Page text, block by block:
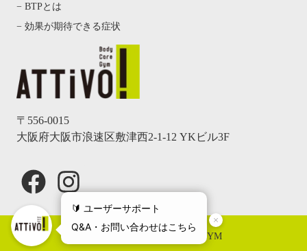
〒556-0015
大阪府大阪市浪速区敷津西2-1-12 YKビル3F
Facebook
Instagram
− BTPとは
− 効果が期待できる症状
© 2024, ATTiVO Body Care GYM